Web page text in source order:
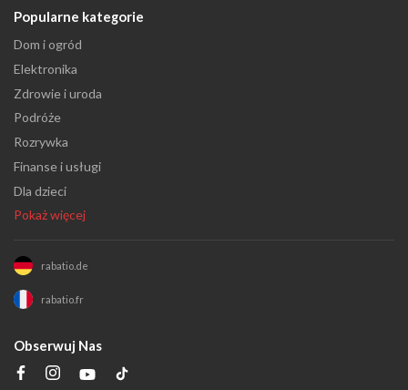
Popularne kategorie
Dom i ogród
Elektronika
Zdrowie i uroda
Podróże
Rozrywka
Finanse i usługi
Dla dzieci
Pokaż więcej
rabatio.de
rabatio.fr
Obserwuj Nas